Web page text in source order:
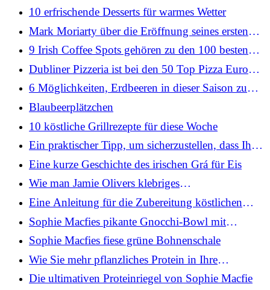
10 erfrischende Desserts für warmes Wetter
Mark Moriarty über die Eröffnung seines ersten
Restaurants in Dublin
9 Irish Coffee Spots gehören zu den 100 besten
Cafés Europas
Dubliner Pizzeria ist bei den 50 Top Pizza Europa
Awards 2026 gelistet
6 Möglichkeiten, Erdbeeren in dieser Saison zu
essen, vom Wimbledon-Chefkoch
Blaubeerplätzchen
10 köstliche Grillrezepte für diese Woche
Ein praktischer Tipp, um sicherzustellen, dass Ihr
Grillgut durchgegart ist
Eine kurze Geschichte des irischen Grá für Eis
Wie man Jamie Olivers klebriges
Orangenhähnchen in 20 Minuten zubereitet
Eine Anleitung für die Zubereitung köstlichen
Eiskaffees zu Hause
Sophie Macfies pikante Gnocchi-Bowl mit
knusprigem Grünkohl
Sophie Macfies fiese grüne Bohnenschale
Wie Sie mehr pflanzliches Protein in Ihre
Ernährung integrieren
Die ultimativen Proteinriegel von Sophie Macfie